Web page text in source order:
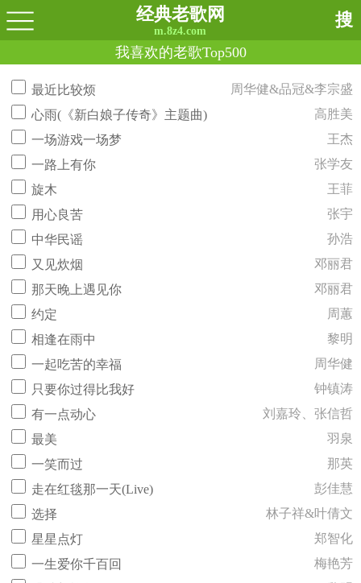
经典老歌网
m.8z4.com
搜
我喜欢的老歌Top500
最近比较烦
周华健&品冠&李宗盛
心雨(《新白娘子传奇》主题曲)
高胜美
一场游戏一场梦
王杰
一路上有你
张学友
旋木
王菲
用心良苦
张宇
中华民谣
孙浩
又见炊烟
邓丽君
那天晚上遇见你
邓丽君
约定
周蕙
相逢在雨中
黎明
一起吃苦的幸福
周华健
只要你过得比我好
钟镇涛
有一点动心
刘嘉玲、张信哲
最美
羽泉
一笑而过
那英
走在红毯那一天(Live)
彭佳慧
选择
林子祥&叶倩文
星星点灯
郑智化
一生爱你千百回
梅艳芳